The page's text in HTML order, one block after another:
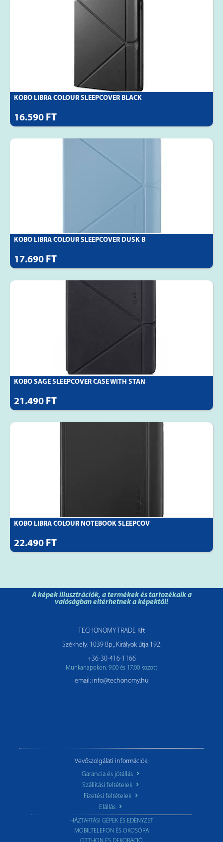
KOBO LIBRA COLOUR SLEEPCOVER BLACK
16.590 FT
KOBO LIBRA COLOUR SLEEPCOVER DUSK B
17.690 FT
KOBO SAGE SLEEPCOVER CASE WITH STAN
21.490 FT
KOBO LIBRA COLOUR NOTEBOOK SLEEPCOV
22.490 FT
A képek illusztrációk, a termékek és tartozékaik a
valóságban eltérhetnek a képektől!
TECHONOMY TRADE Kft
Székhely: 1039 Bp., Királyok útja 192.
+36-30-416-1166
Munkanapokon: 9:00 és 17:00 között
email: info@techonomy.hu
Vevőszolgálati információk:
Garancia és jótállás
Szállítási feltételek
Fizetési feltételek
Elállás
HÁZTARTÁSI GÉPEK ÉS EDÉNYZET
MOBILTELEFON ÉS OKOSÓRA